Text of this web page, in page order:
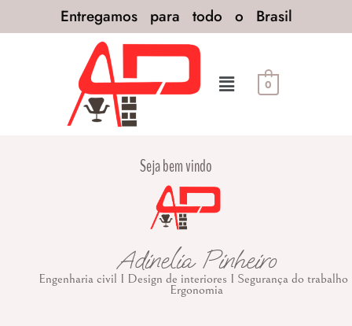
Entregamos para todo o Brasil
0
Seja bem vindo
Adinelia Pinheiro
Engenharia civil I Design de interiores I Segurança do trabalho
Ergonomia